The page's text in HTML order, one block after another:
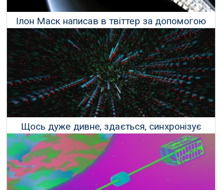
Ілон Маск написав в твіттер за допомогою
супутникового інтернету СпейсІкс
23 Жовтня 2019 р.
Щось дуже дивне, здається, синхронізує
далекі галактики
12 Листопада 2019 р.